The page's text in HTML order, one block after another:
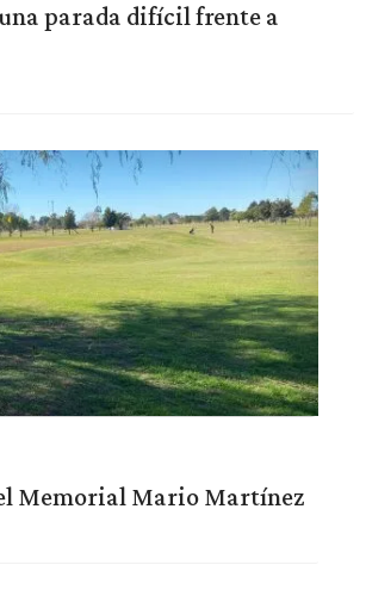
parada difícil frente a
Memorial Mario Martínez